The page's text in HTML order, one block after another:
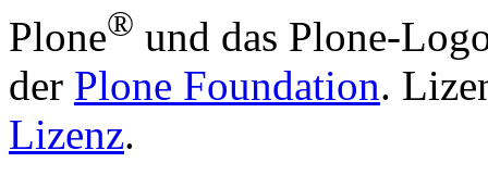
Plone® und das Plone-
der Plone Foundation.
Lizenz.